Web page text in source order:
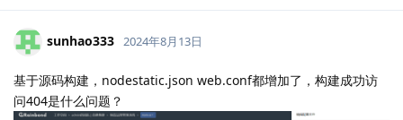
sunhao333 2024年8月13日
基于源码构建，nodestatic.json web.conf都增加了，构建成功访
问404是什么问题？